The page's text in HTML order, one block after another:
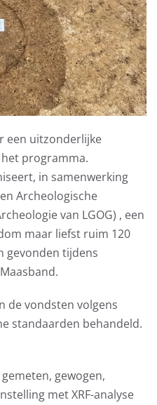
een uitzonderlijke
programma.
in samenwerking
Archeologische
van LGOG) , een
maar liefst ruim 120
gevonden tijdens
de vondsten volgens
standaarden behandeld.
gewogen,
met XRF-analyse